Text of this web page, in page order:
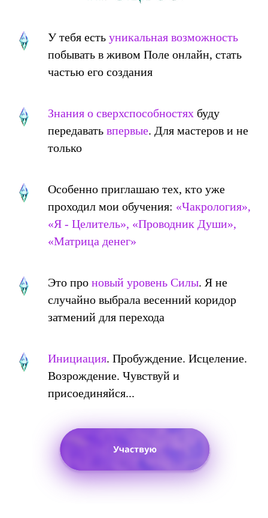
У тебя есть уникальная возможность
побывать в живом Поле онлайн, стать
частью его создания
Знания о сверхспособностях буду
передавать впервые. Для мастеров и не
только
Особенно приглашаю тех, кто уже
проходил мои обучения: «Чакрология»,
«Я - Целитель», «Проводник Души»,
«Матрица денег»
Это про новый уровень Силы. Я не
случайно выбрала весенний коридор
затмений для перехода
Инициация. Пробуждение. Исцеление.
Возрождение. Чувствуй и
присоединяйся...